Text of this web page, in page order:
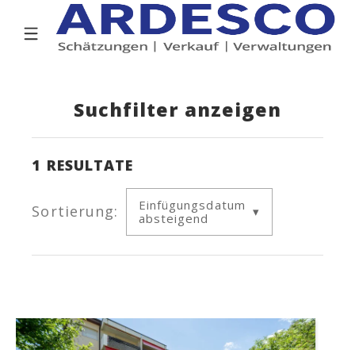
Suchfilter anzeigen
1 RESULTATE
Sortierung:
Einfügungsdatum
absteigend